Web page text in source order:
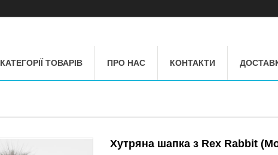
КАТЕГОРІЇ ТОВАРІВ ПРО НАС КОНТАКТИ
Хутряна шапка з Rex Rabbit